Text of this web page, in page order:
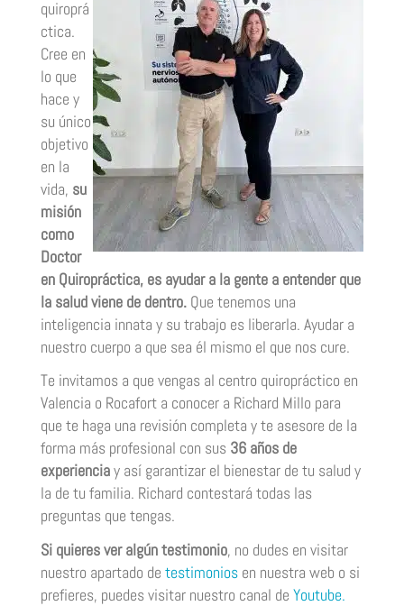
quiroprá
ctica.
Cree en
lo que
hace y
su único
objetivo
en la
vida, su
misión
como
Doctor
en Quiropráctica, es ayudar a la gente a entender que
la salud viene de dentro.Que tenemos una
inteligencia innata y su trabajo es liberarla. Ayudar a
nuestro cuerpo a que sea él mismo el que nos cure.
Te invitamos a que vengas al centro quiropráctico en
Valencia o Rocafort a conocer a Richard Millo para
que te haga una revisión completa y te asesore de la
forma más profesional con sus 36 años de
experienciay así garantizar el bienestar de tu salud y
la de tu familia. Richard contestará todas las
preguntas que tengas.
Si quieres ver algún testimonio, no dudes en visitar
nuestro apartado de testimoniosen nuestra web o si
prefieres, puedes visitar nuestro canal de Youtube.